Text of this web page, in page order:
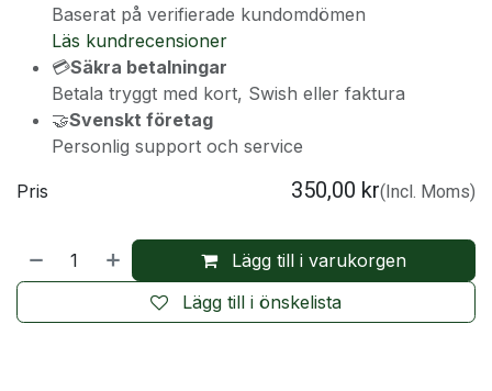
Baserat på verifierade kundomdömen
Läs kundrecensioner
💳Säkra betalningar
Betala tryggt med kort, Swish eller faktura
🤝Svenskt företag
Personlig support och service
Lägg till i varukorgen
Lägg till i önskelista
Pris 350,00 kr(Incl. Moms)